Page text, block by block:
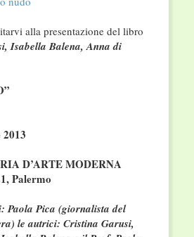
alla presentazione del libro
Isabella Balena, Anna di
D’ARTE MODERNA
Palermo
Paola Pica (giornalista del
le autrici: Cristina Garusi,